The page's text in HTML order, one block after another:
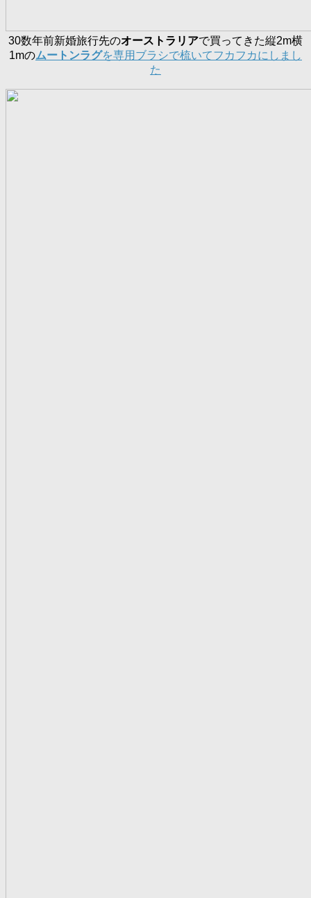
30数年前新婚旅行先のオーストラリアで買ってきた縦2m横
1mのムートンラグを専用ブラシで梳いてフカフカにしまし
た